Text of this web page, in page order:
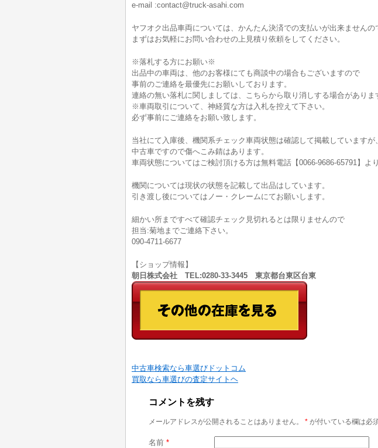
e-mail :contact@truck-asahi.com
ヤフオク出品車両については、かんたん決済での支払いが出来ませんの
まずはお気軽にお問い合わせの上見積り依頼をしてください。
※落札する方にお願い※
出品中の車両は、他のお客様にても商談中の場合もございますので
事前のご連絡を最優先にお願いしております。
連絡の無い落札に関しましては、こちらから取り消しする場合がありま
※車両取引について、神経質な方は入札を控えて下さい。
必ず事前にご連絡をお願い致します。
当社にて入庫後、機関系チェック車両状態は確認して掲載していますが、
中古車ですので傷へこみ錆はあります。
車両状態についてはご検討頂ける方は無料電話【0066-9686-65791】よ
機関については現状の状態を記載して出品はしています。
引き渡し後についてはノー・クレームにてお願いします。
細かい所まですべて確認チェック見切れるとは限りませんので
担当:菊地までご連絡下さい。
090-4711-6677
【ショップ情報】
朝日株式会社 TEL:0280-33-3445 東京都台東区台東
中古車検索なら車選びドットコム
買取なら車選びの査定サイトヘ
コメントを残す
メールアドレスが公開されることはありません。 * が付いている欄は必
名前 *